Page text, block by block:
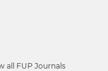
all FUP Journals